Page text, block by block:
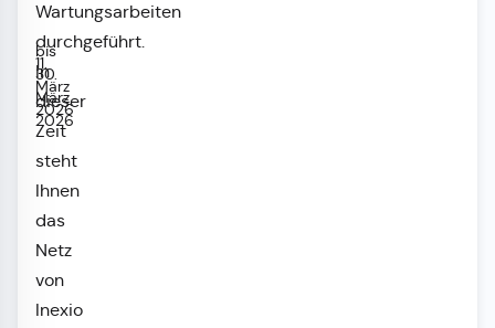
11.
März
2026
bis
30.
März
2026
Wartungsarbeiten
durchgeführt.
In
dieser
Zeit
steht
Ihnen
das
Netz
von
Inexio